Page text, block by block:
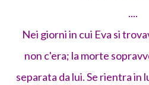
....
Nei giorni in cui Eva si
non c'era; la morte
separata da lui. Se rientra in